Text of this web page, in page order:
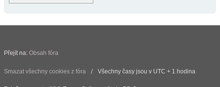
Přejít na: Obsah fóra
Smazat všechny cookies z fóra Všechny časy jsou v UTC + 1 hodina